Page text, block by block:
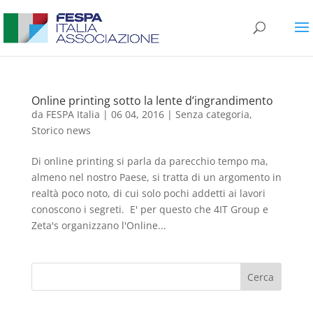
Online printing sotto la lente d’ingrandimento
da FESPA Italia | 06 04, 2016| Senza categoria,
Storico news
Di online printing si parla da parecchio tempo ma,
almeno nel nostro Paese, si tratta di un argomento in
realtà poco noto, di cui solo pochi addetti ai lavori
conoscono i segreti. E' per questo che 4IT Group e
Zeta's organizzano l'Online...